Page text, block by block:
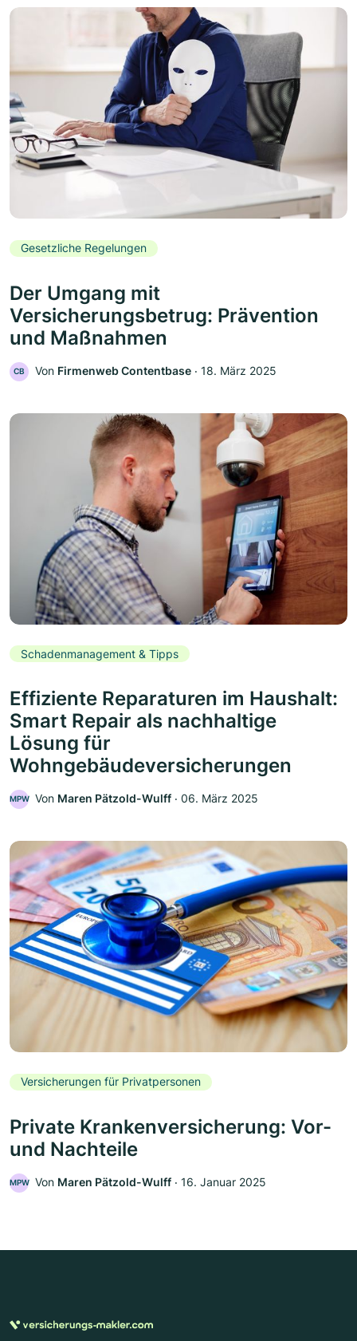
Gesetzliche Regelungen
Der Umgang mit
Versicherungsbetrug: Prävention
und Maßnahmen
CB Von Firmenweb Contentbase ‧ 18. März 2025
Schadenmanagement & Tipps
Effiziente Reparaturen im Haushalt:
Smart Repair als nachhaltige
Lösung für
Wohngebäudeversicherungen
MPW Von Maren Pätzold-Wulff ‧ 06. März 2025
Versicherungen für Privatpersonen
Private Krankenversicherung: Vor-
und Nachteile
MPW Von Maren Pätzold-Wulff ‧ 16. Januar 2025